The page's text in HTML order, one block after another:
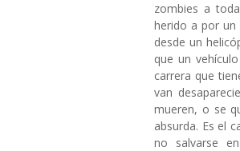
zombies a
herido a por un
desde un
que un
carrera que
van
mueren, o se
absurda. Es el
no salvarse